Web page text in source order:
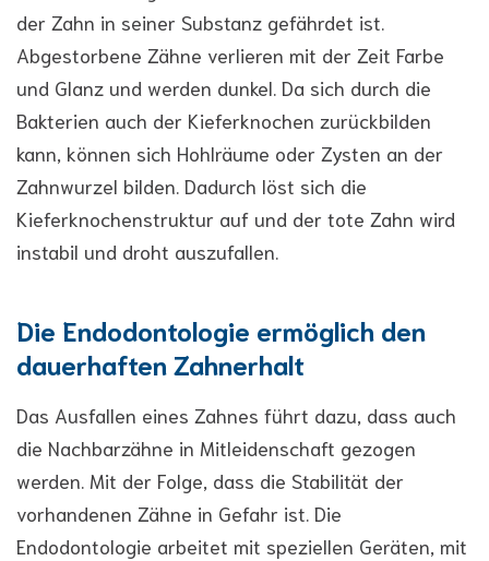
der Zahn in seiner Substanz gefährdet ist.
Abgestorbene Zähne verlieren mit der Zeit Farbe
und Glanz und werden dunkel. Da sich durch die
Bakterien auch der Kieferknochen zurückbilden
kann, können sich Hohlräume oder Zysten an der
Zahnwurzel bilden. Dadurch löst sich die
Kieferknochenstruktur auf und der tote Zahn wird
instabil und droht auszufallen.
Die Endodontologie ermöglich den
dauerhaften Zahnerhalt
Das Ausfallen eines Zahnes führt dazu, dass auch
die Nachbarzähne in Mitleidenschaft gezogen
werden. Mit der Folge, dass die Stabilität der
vorhandenen Zähne in Gefahr ist. Die
Endodontologie arbeitet mit speziellen Geräten, mit